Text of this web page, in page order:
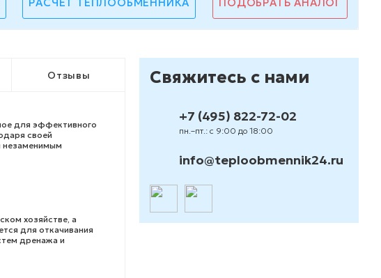
Отзывы
для эффективного
своей
незаменимым
хозяйстве, а
для откачивания
дренажа и
Свяжитесь с нами
+7 (495) 822-72-02
пн.–пт.: с 9:00 до 18:00
info@teploobmennik24.ru